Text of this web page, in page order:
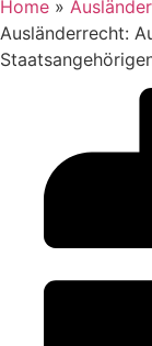
Home »
Ausländerrecht: